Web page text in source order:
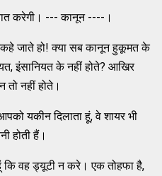
करेगी। --- कानून ----।
जाते हो! क्या सब कानून हुकूमत के
इंसानियत के नहीं होते? आखिर
तो नहीं होते।
यकीन दिलाता हूं, वे शायर भी
होती हैं।
कि वह ड्यूटी न करे। एक तोहफा है,